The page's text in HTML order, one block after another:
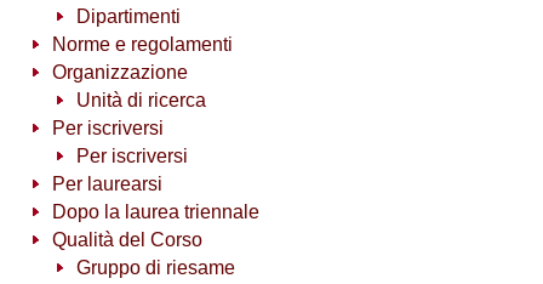
Dipartimenti
Norme e regolamenti
Organizzazione
Unità di ricerca
Per iscriversi
Per iscriversi
Per laurearsi
Dopo la laurea triennale
Qualità del Corso
Gruppo di riesame